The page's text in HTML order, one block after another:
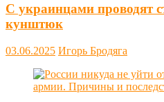
С украинцами проводят
кунштюк
03.06.2025 Игорь Бродяга